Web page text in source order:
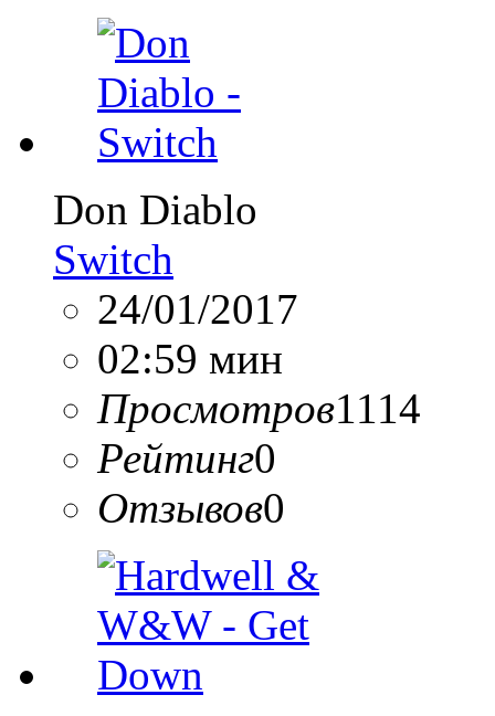
Don Diablo
Switch
24/01/2017
02:59 мин
Просмотров1114
Рейтинг0
Отзывов0